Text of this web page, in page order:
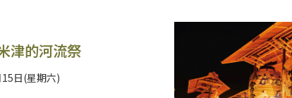
津的河流祭
日(星期六)